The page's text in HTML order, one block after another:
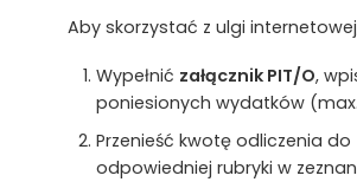
Aby skorzystać z ulgi
Wypełnić załącznik PIT/O,
poniesionych wydatków (max.
Przenieść kwotę odliczenia do
odpowiedniej rubryki w